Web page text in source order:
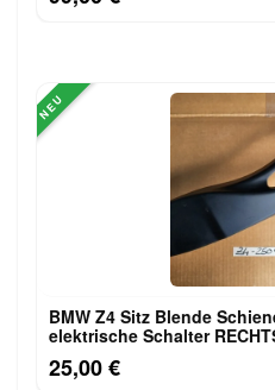
NEU
BMW Z4 Sitz Blende
elektrische Schalter
25,00 €